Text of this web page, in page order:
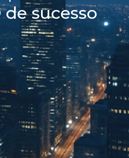
sucesso